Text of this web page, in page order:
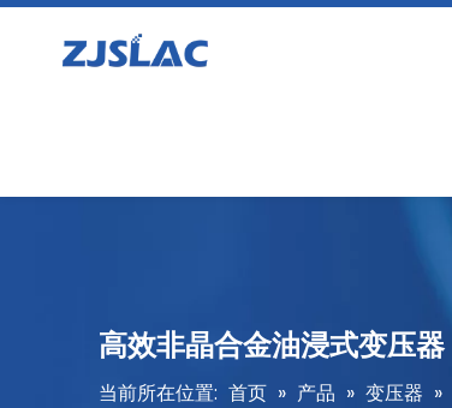
高效非晶合金油浸式变压器
当前所在位置: 首页 » 产品 » 变压器 »